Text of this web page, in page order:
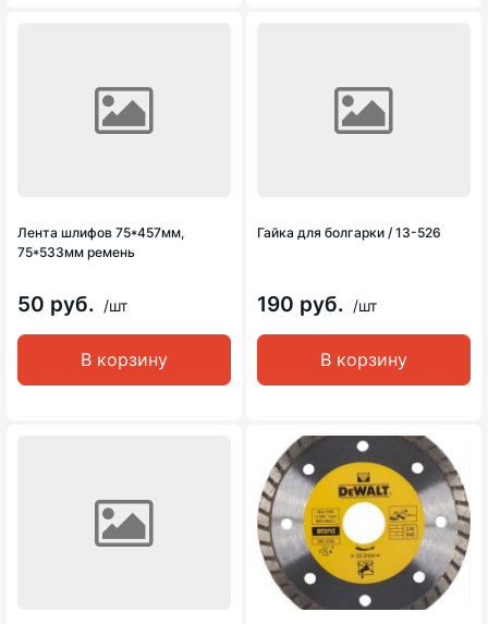
Лента шлифов 75*457мм,
75*533мм ремень
50 руб. /шт
В корзину
Гайка для болгарки / 13-526
190 руб. /шт
В корзину